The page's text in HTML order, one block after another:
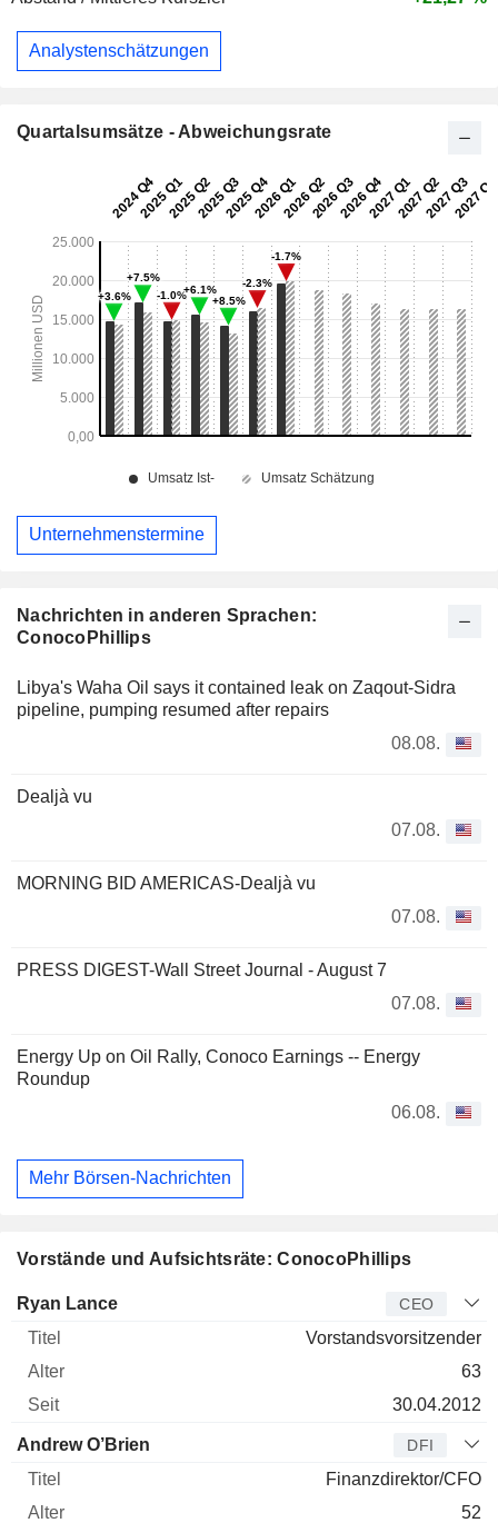
Nachrichten in anderen Sprachen:
ConocoPhillips
Libya's Waha Oil says it contained leak on Zaqout-Sidra
pipeline, pumping resumed after repairs
08.08.
Dealjà vu
07.08.
MORNING BID AMERICAS-Dealjà vu
07.08.
PRESS DIGEST-Wall Street Journal - August 7
07.08.
Energy Up on Oil Rally, Conoco Earnings -- Energy
Roundup
06.08.
Mehr Börsen-Nachrichten
Vorstände und Aufsichtsräte: ConocoPhillips
Manager Titel
Ryan Lance CEO
Vorstandsvorsitzender
63
30.04.2012
Andrew O’Brien DFI
Finanzdirektor/CFO
52
Analystenschätzungen
Quartalsumsätze - Abweichungsrate
Unternehmenstermine